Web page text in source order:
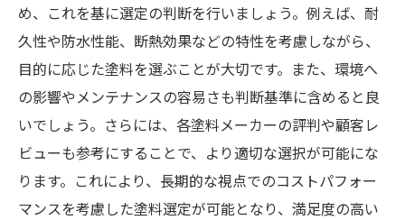
め、これを基に選定の判断を行いましょう。例えば、耐
久性や防水性能、断熱効果などの特性を考慮しながら、
目的に応じた塗料を選ぶことが大切です。また、環境へ
の影響やメンテナンスの容易さも判断基準に含めると良
いでしょう。さらには、各塗料メーカーの評判や顧客レ
ビューも参考にすることで、より適切な選択が可能にな
ります。これにより、長期的な視点でのコストパフォー
マンスを考慮した塗料選定が可能となり、満足度の高い